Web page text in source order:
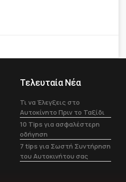
Τελευταία Νέα
Τι να Έλεγξεις στο
Αυτοκίνητο Πριν το Ταξίδι
10 Tips για ασφαλέστερη
οδήγηση
7 tips για Σωστή Συντήρηση
του Αυτοκινήτου σας